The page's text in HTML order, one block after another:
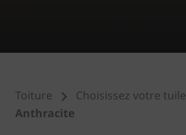
Toiture Choisissez votre tuile
Anthracite